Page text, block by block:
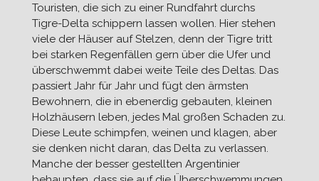
Touristen, die sich zu einer Rundfahrt durchs
Tigre-Delta schippern lassen wollen. Hier stehen
viele der Häuser auf Stelzen, denn der Tigre tritt
bei starken Regenfällen gern über die Ufer und
überschwemmt dabei weite Teile des Deltas. Das
passiert Jahr für Jahr und fügt den ärmsten
Bewohnern, die in ebenerdig gebauten, kleinen
Holzhäusern leben, jedes Mal großen Schaden zu.
Diese Leute schimpfen, weinen und klagen, aber
sie denken nicht daran, das Delta zu verlassen.
Manche der besser gestellten Argentinier